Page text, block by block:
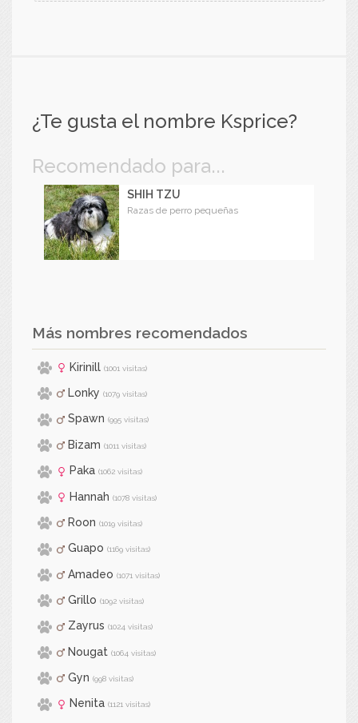
¿Te gusta el nombre Ksprice?
Recomendado para...
SHIH TZU
Razas de perro pequeñas
Más nombres recomendados
Kirinill (1001 visitas)
Lonky (1079 visitas)
Spawn (995 visitas)
Bizam (1011 visitas)
Paka (1062 visitas)
Hannah (1078 visitas)
Roon (1019 visitas)
Guapo (1169 visitas)
Amadeo (1071 visitas)
Grillo (1092 visitas)
Zayrus (1024 visitas)
Nougat (1064 visitas)
Gyn (998 visitas)
Nenita (1121 visitas)